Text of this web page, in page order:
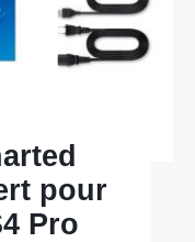
pour
Pro